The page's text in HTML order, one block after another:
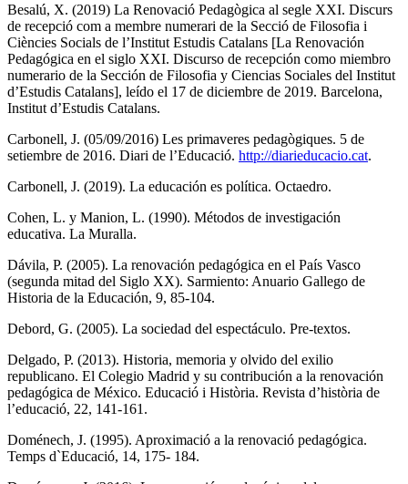
Besalú, X. (2019) La Renovació Pedagògica al segle XXI. Discurs
de recepció com a membre numerari de la Secció de Filosofia i
Ciències Socials de l’Institut Estudis Catalans [La Renovación
Pedagógica en el siglo XXI. Discurso de recepción como miembro
numerario de la Sección de Filosofia y Ciencias Sociales del Institut
d’Estudis Catalans], leído el 17 de diciembre de 2019. Barcelona,
Institut d’Estudis Catalans.
Carbonell, J. (05/09/2016) Les primaveres pedagògiques. 5 de
setiembre de 2016. Diari de l’Educació. http://diarieducacio.cat.
Carbonell, J. (2019). La educación es política. Octaedro.
Cohen, L. y Manion, L. (1990). Métodos de investigación
educativa. La Muralla.
Dávila, P. (2005). La renovación pedagógica en el País Vasco
(segunda mitad del Siglo XX). Sarmiento: Anuario Gallego de
Historia de la Educación, 9, 85-104.
Debord, G. (2005). La sociedad del espectáculo. Pre-textos.
Delgado, P. (2013). Historia, memoria y olvido del exilio
republicano. El Colegio Madrid y su contribución a la renovación
pedagógica de México. Educació i Història. Revista d’història de
l’educació, 22, 141-161.
Doménech, J. (1995). Aproximació a la renovació pedagógica.
Temps d`Educació, 14, 175- 184.